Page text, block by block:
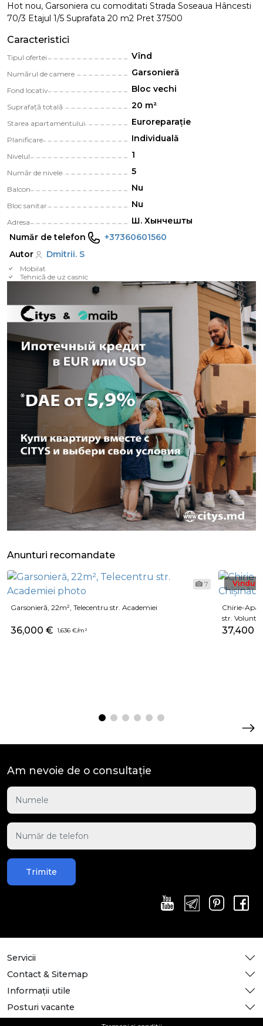
Hot nou, Garsoniera cu comoditati Strada Soseaua Hâncesti
70/3 Etajul 1/5 Suprafata 20 m2 Pret 37500
Caracteristici
Tipul ofertei Vînd
Numărul de camere Garsonieră
Fond locativ Bloc vechi
Suprafață totală 20 m²
Starea apartamentului Euroreparație
Planificare Individuală
Nivelul 1
Număr de nivele 5
Balcon Nu
Bloc sanitar Nu
Adresa
Ш. Хынчешты
Număr de telefon
+37360601560
Autor
Dmitrii. S
Mobilat
Tehnică de uz casnic
Anunturi recomandate
7
Garsonieră, 22m², Telecentru str. Academiei
36,000 € 1,636 €/m²
Vindut
Chirie-
str.
37,400
Am nevoie de o consultație
Trimite
Servicii
Contact & Sitemap
Informații utile
Posturi vacante